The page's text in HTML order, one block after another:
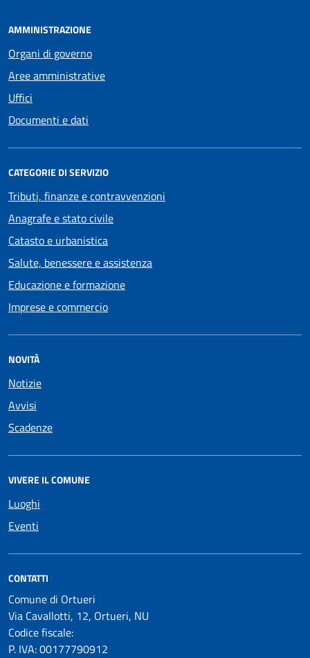
AMMINISTRAZIONE
Organi di governo
Aree amministrative
Uffici
Documenti e dati
CATEGORIE DI SERVIZIO
Tributi, finanze e contravvenzioni
Anagrafe e stato civile
Catasto e urbanistica
Salute, benessere e assistenza
Educazione e formazione
Imprese e commercio
NOVITÀ
Notizie
Avvisi
Scadenze
VIVERE IL COMUNE
Luoghi
Eventi
CONTATTI
Comune di Ortueri
Via Cavallotti, 12, Ortueri, NU
Codice fiscale:
P. IVA: 00177790912